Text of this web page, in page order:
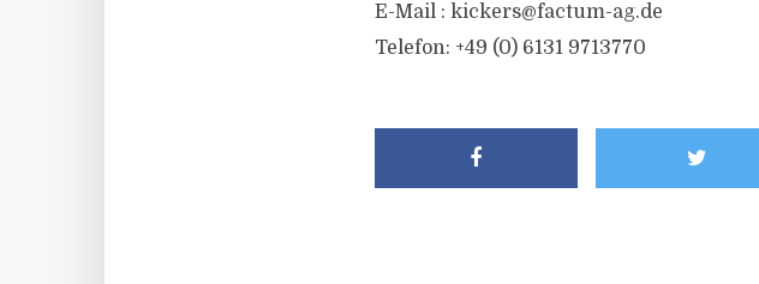
E-Mail : kickers@factum-ag.de
Telefon: +49 (0) 6131 9713770